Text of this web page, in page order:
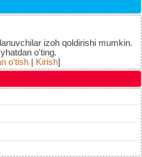
izoh qoldirishi mumkin.
o'ting.
o'tish| Kirish]